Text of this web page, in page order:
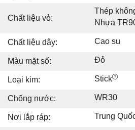
Chất liệu vỏ:
Thép
Nhựa
Chất liệu dây: Cao su
Màu mặt số: Đỏ
Loại kim: Stick
Chống nước: WR30
Nơi lắp ráp: Trung